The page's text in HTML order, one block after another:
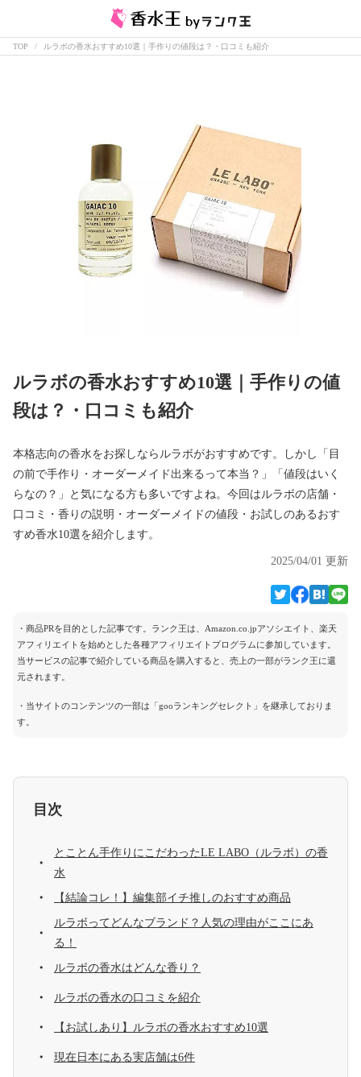
TOP ルラボの香水おすすめ10選｜手作りの値段は？・口コミも紹介
ルラボの香水おすすめ10選｜手作りの値
段は？・口コミも紹介
本格志向の香水をお探しならルラボがおすすめです。しかし「目
の前で手作り・オーダーメイド出来るって本当？」「値段はいく
らなの？」と気になる方も多いですよね。今回はルラボの店舗・
口コミ・香りの説明・オーダーメイドの値段・お試しのあるおす
すめ香水10選を紹介します。
2025/04/01 更新
・商品PRを目的とした記事です。ランク王は、Amazon.co.jpアソシエイト、楽天
アフィリエイトを始めとした各種アフィリエイトプログラムに参加しています。
当サービスの記事で紹介している商品を購入すると、売上の一部がランク王に還
元されます。
・当サイトのコンテンツの一部は「gooランキングセレクト」を継承しておりま
す。
目次
とことん手作りにこだわったLE LABO（ルラボ）の香
水
【結論コレ！】編集部イチ推しのおすすめ商品
ルラボってどんなブランド？人気の理由がここにあ
る！
ルラボの香水はどんな香り？
ルラボの香水の口コミを紹介
【お試しあり】ルラボの香水おすすめ10選
現在日本にある実店舗は6件